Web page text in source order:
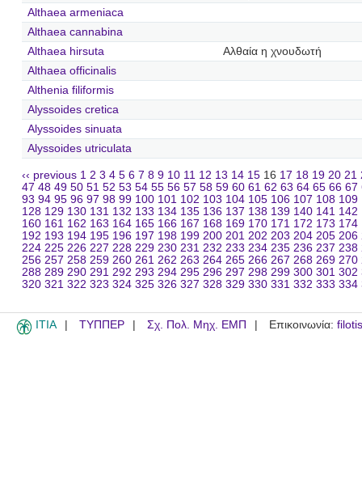
Althaea armeniaca
Althaea cannabina
Althaea hirsuta
Αλθαία η χνουδωτή
Althaea officinalis
Althenia filiformis
Alyssoides cretica
Alyssoides sinuata
Alyssoides utriculata
‹‹ previous 1 2 3 4 5 6 7 8 9 10 11 12 13 14 15 16 17 18 19 20 21
47 48 49 50 51 52 53 54 55 56 57 58 59 60 61 62 63 64 65 66 67
93 94 95 96 97 98 99 100 101 102 103 104 105 106 107 108 109
128 129 130 131 132 133 134 135 136 137 138 139 140 141 142
160 161 162 163 164 165 166 167 168 169 170 171 172 173 174
192 193 194 195 196 197 198 199 200 201 202 203 204 205 206
224 225 226 227 228 229 230 231 232 233 234 235 236 237 238
256 257 258 259 260 261 262 263 264 265 266 267 268 269 270
288 289 290 291 292 293 294 295 296 297 298 299 300 301 302
320 321 322 323 324 325 326 327 328 329 330 331 332 333 334
ITIA ΤΥΠΠΕΡ Σχ. Πολ. Μηχ. ΕΜΠ Επικοινωνία: